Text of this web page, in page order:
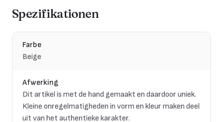
Spezifikationen
Farbe
Beige
Afwerking
Dit artikel is met de hand gemaakt en daardoor uniek.
Kleine onregelmatigheden in vorm en kleur maken deel
uit van het authentieke karakter.